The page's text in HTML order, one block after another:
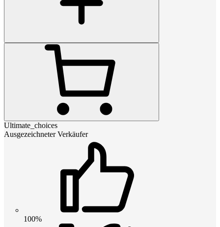
Ultimate_choices
Ausgezeichneter Verkäufer
100%